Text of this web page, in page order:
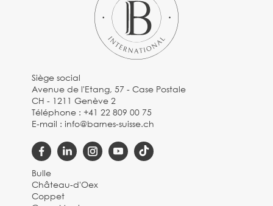
Siège social
Avenue de l'Etang, 57 - Case Postale
CH - 1211 Genève 2
Téléphone :+41 22 809 00 75
E-mail :info@barnes-suisse.ch
Bulle
Château-d'Oex
Coppet